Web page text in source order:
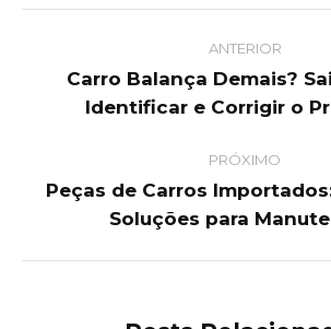
navigation
ANTERIOR
Previous
post:
Carro Balança Demais?
Identificar e Corrigir o
PRÓXIMO
Next
post:
Peças de Carros
Soluções para